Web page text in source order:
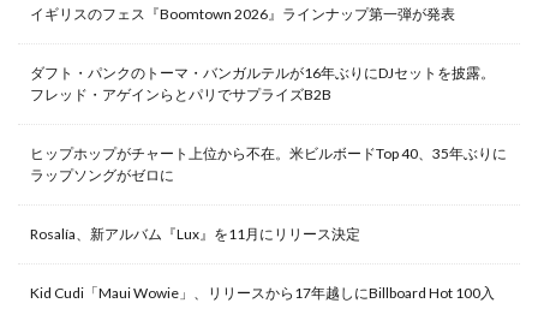
イギリスのフェス『Boomtown 2026』ラインナップ第一弾が発表
ダフト・パンクのトーマ・バンガルテルが16年ぶりにDJセットを披露。
フレッド・アゲインらとパリでサプライズB2B
ヒップホップがチャート上位から不在。米ビルボードTop 40、35年ぶりに
ラップソングがゼロに
Rosalía、新アルバム『Lux』を11月にリリース決定
Kid Cudi「Maui Wowie」、リリースから17年越しにBillboard Hot 100入